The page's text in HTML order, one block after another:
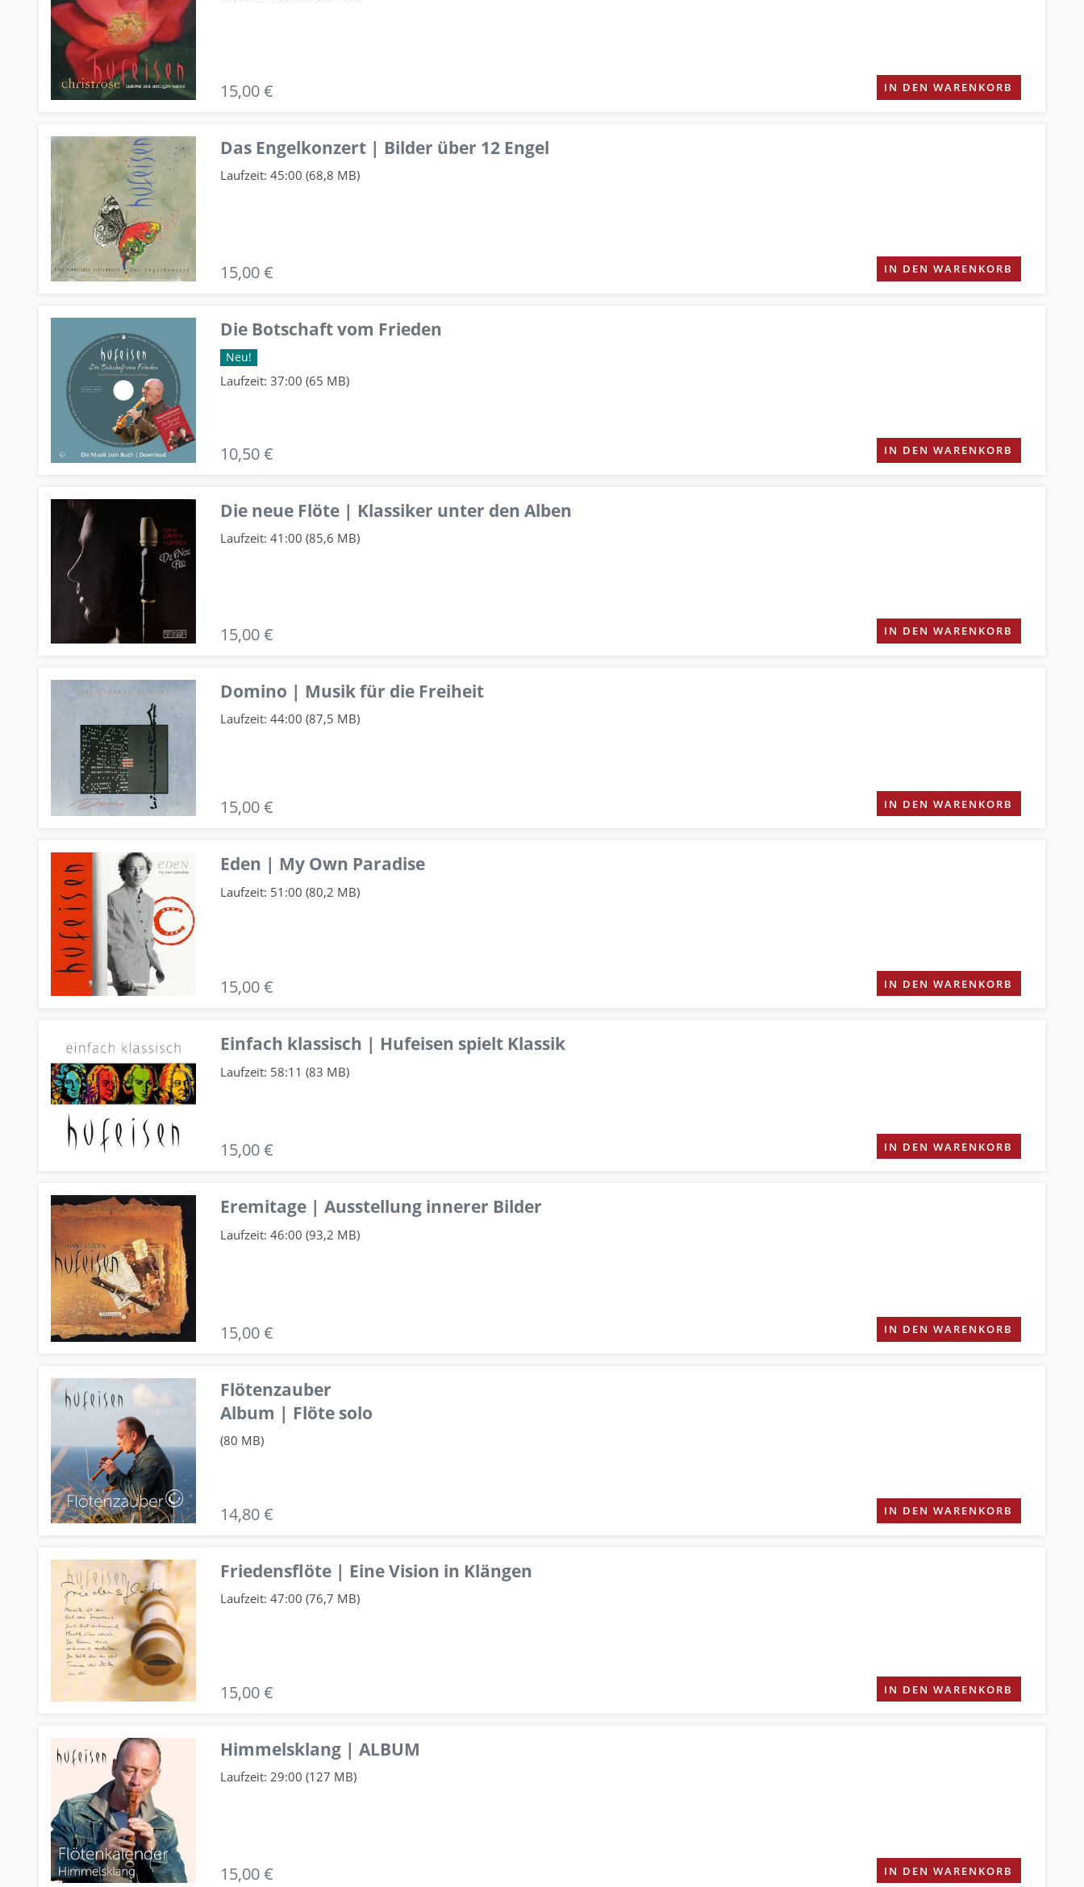
15,00 € IN DEN WARENKORB
Das Engelkonzert | Bilder über 12 Engel
Laufzeit: 45:00 (68,8 MB)
15,00 € IN DEN WARENKORB
Die Botschaft vom Frieden
Neu!
Laufzeit: 37:00 (65 MB)
10,50 € IN DEN WARENKORB
Die neue Flöte | Klassiker unter den Alben
Laufzeit: 41:00 (85,6 MB)
15,00 € IN DEN WARENKORB
Domino | Musik für die Freiheit
Laufzeit: 44:00 (87,5 MB)
15,00 € IN DEN WARENKORB
Eden | My Own Paradise
Laufzeit: 51:00 (80,2 MB)
15,00 € IN DEN WARENKORB
Einfach klassisch | Hufeisen spielt Klassik
Laufzeit: 58:11 (83 MB)
15,00 € IN DEN WARENKORB
Eremitage | Ausstellung innerer Bilder
Laufzeit: 46:00 (93,2 MB)
15,00 € IN DEN WARENKORB
Flötenzauber
Album | Flöte solo
(80 MB)
14,80 € IN DEN WARENKORB
Friedensflöte | Eine Vision in Klängen
Laufzeit: 47:00 (76,7 MB)
15,00 € IN DEN WARENKORB
Himmelsklang | ALBUM
Laufzeit: 29:00 (127 MB)
15,00 € IN DEN WARENKORB